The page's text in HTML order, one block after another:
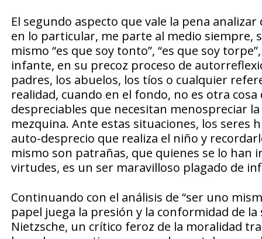
El segundo aspecto que vale la pena
en lo particular, me parte al medio siempre,
mismo “es que soy tonto”, “es que soy
infante, en su precoz proceso de
padres, los abuelos, los tíos o cualquier
realidad, cuando en el fondo, no es otra
despreciables que necesitan menospreciar
mezquina. Ante estas situaciones, los
auto-desprecio que realiza el niño y
mismo son patrañas, que quienes se lo han
virtudes, es un ser maravilloso plagado de
Continuando con el análisis de “ser uno
papel juega la presión y la conformidad de
Nietzsche, un crítico feroz de la moralidad